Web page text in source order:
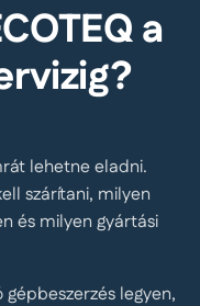
a
lehetne eladni.
szárítani, milyen
és milyen gyártási
legyen,